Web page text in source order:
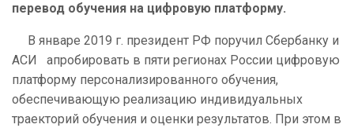
перевод обучения на цифровую платформу.
В январе 2019 г. президент РФ поручил Сбербанку и
АСИ апробировать в пяти регионах России цифровую
платформу персонализированного обучения,
обеспечивающую реализацию индивидуальных
траекторий обучения и оценки результатов. При этом в